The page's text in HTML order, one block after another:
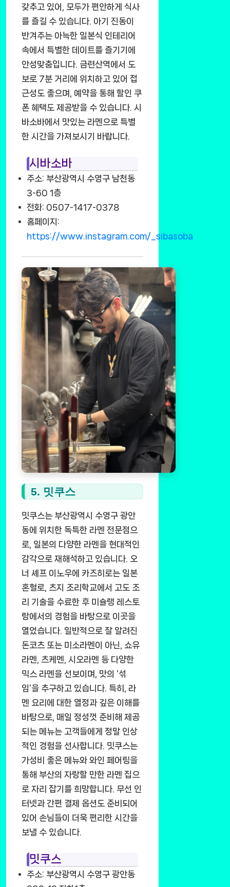
갖추고 있어, 모두가 편안하게 식사
를 즐길 수 있습니다. 아기 진동이
반겨주는 아늑한 일본식 인테리어
속에서 특별한 데이트를 즐기기에
안성맞춤입니다. 금련산역에서 도
보로 7분 거리에 위치하고 있어 접
근성도 좋으며, 예약을 통해 할인 쿠
폰 혜택도 제공받을 수 있습니다. 시
바소바에서 맛있는 라멘으로 특별
한 시간을 가져보시기 바랍니다.
시바소바
주소: 부산광역시 수영구 남천동
3-60 1층
전화: 0507-1417-0378
홈페이지:
https://www.instagram.com/_sibasoba
5. 밋쿠스
밋쿠스는 부산광역시 수영구 광안
동에 위치한 독특한 라멘 전문점으
로, 일본의 다양한 라멘을 현대적인
감각으로 재해석하고 있습니다. 오
너 셰프 이노우에 카즈히로는 일본
혼혈로, 츠지 조리학교에서 고도 조
리 기술을 수료한 후 미슐랭 레스토
랑에서의 경험을 바탕으로 이곳을
열었습니다. 일반적으로 잘 알려진
돈코츠 또는 미소라멘이 아닌, 쇼유
라멘, 츠케멘, 시오라멘 등 다양한
믹스 라멘을 선보이며, 맛의 ‘섞
임’을 추구하고 있습니다. 특히, 라
멘 요리에 대한 열정과 깊은 이해를
바탕으로, 매일 정성껏 준비해 제공
되는 메뉴는 고객들에게 정말 인상
적인 경험을 선사합니다. 밋쿠스는
가성비 좋은 메뉴와 와인 페어링을
통해 부산의 자랑할 만한 라멘 집으
로 자리 잡기를 희망합니다. 무선 인
터넷과 간편 결제 옵션도 준비되어
있어 손님들이 더욱 편리한 시간을
보낼 수 있습니다.
밋쿠스
주소: 부산광역시 수영구 광안동